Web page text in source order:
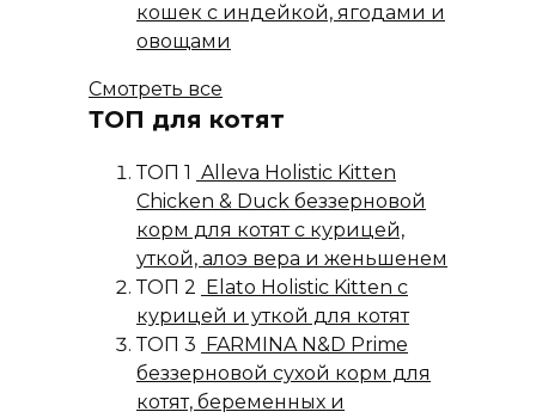
кошек с индейкой, ягодами и
овощами
Смотреть все
ТОП для котят
ТОП 1 Alleva Holistic Kitten
Chicken & Duck беззерновой
корм для котят с курицей,
уткой, алоэ вера и женьшенем
ТОП 2 Elato Holistic Kitten с
курицей и уткой для котят
ТОП 3 FARMINA N&D Prime
беззерновой сухой корм для
котят, беременных и